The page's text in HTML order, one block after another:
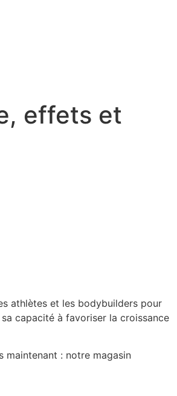
effets et
athlètes et les bodybuilders pour
capacité à favoriser la croissance
maintenant : notre magasin